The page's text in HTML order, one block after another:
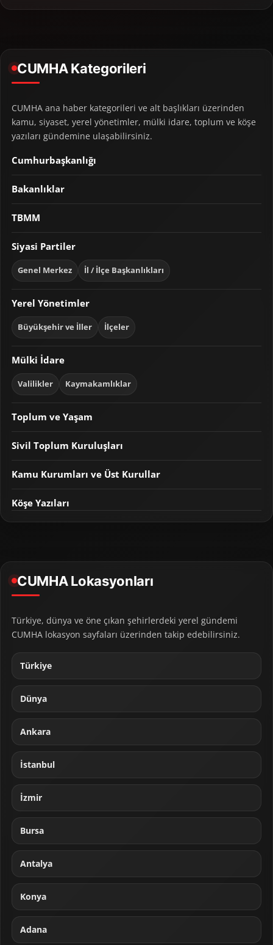
CUMHA Kategorileri
CUMHA ana haber kategorileri ve alt başlıkları üzerinden
kamu, siyaset, yerel yönetimler, mülki idare, toplum ve köşe
yazıları gündemine ulaşabilirsiniz.
Cumhurbaşkanlığı
Bakanlıklar
TBMM
Siyasi Partiler
Genel Merkez İl / İlçe Başkanlıkları
Yerel Yönetimler
Büyükşehir ve İller İlçeler
Mülki İdare
Valilikler Kaymakamlıklar
Toplum ve Yaşam
Sivil Toplum Kuruluşları
Kamu Kurumları ve Üst Kurullar
Köşe Yazıları
CUMHA Lokasyonları
Türkiye, dünya ve öne çıkan şehirlerdeki yerel gündemi
CUMHA lokasyon sayfaları üzerinden takip edebilirsiniz.
Türkiye
Dünya
Ankara
İstanbul
İzmir
Bursa
Antalya
Konya
Adana